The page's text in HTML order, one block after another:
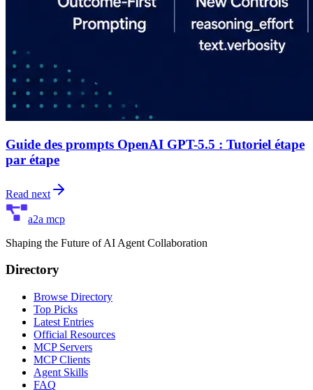
Guide des prompts OpenAI GPT-5.5 : Tutoriel étape
par étape
Read next
a2a mcp
Shaping the Future of AI Agent Collaboration
Directory
Browse Directory
Top Picks
Latest Entries
Official Resources
MCP Servers
MCP Clients
Agent Skills
FAQ